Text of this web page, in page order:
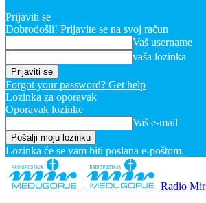
Prijaviti se
Dobrodošli! Prijavite se na svoj račun
Vaš username
vaša lozinka
Forgot your password? Get help
Lozinka za oporavak
Oporavak lozinke
Vaš e-mail
Lozinka će se vam biti poslana e-poštom.
Radio Mir